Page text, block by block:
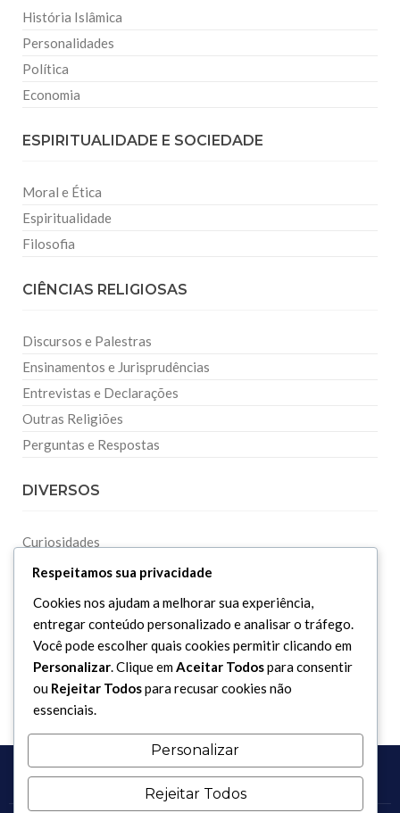
História Islâmica
Personalidades
Política
Economia
ESPIRITUALIDADE E SOCIEDADE
Moral e Ética
Espiritualidade
Filosofia
CIÊNCIAS RELIGIOSAS
Discursos e Palestras
Ensinamentos e Jurisprudências
Entrevistas e Declarações
Outras Religiões
Perguntas e Respostas
DIVERSOS
Curiosidades
Dicionário Islâmico
Respeitamos sua privacidade
Cookies nos ajudam a melhorar sua experiência,
entregar conteúdo personalizado e analisar o tráfego.
Você pode escolher quais cookies permitir clicando em
Personalizar. Clique emAceitar Todospara consentir
ou Rejeitar Todospara recusar cookies não
essenciais.
Personalizar
Rejeitar Todos